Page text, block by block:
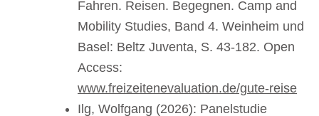
Fahren. Reisen. Begegnen. Camp and
Mobility Studies, Band 4. Weinheim und
Basel: Beltz Juventa, S. 43-182. Open
Access:
www.freizeitenevaluation.de/gute-reise
Ilg, Wolfgang (2026): Panelstudie